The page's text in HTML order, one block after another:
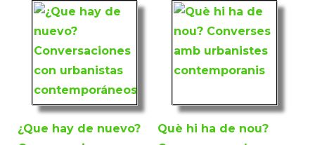
¿Que hay de nuevo?
Què hi ha de nou?